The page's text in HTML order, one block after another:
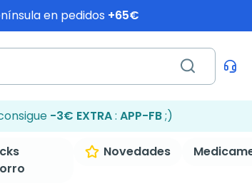
en pedidos +65€
-3€ EXTRA: APP-FB;)
Novedades